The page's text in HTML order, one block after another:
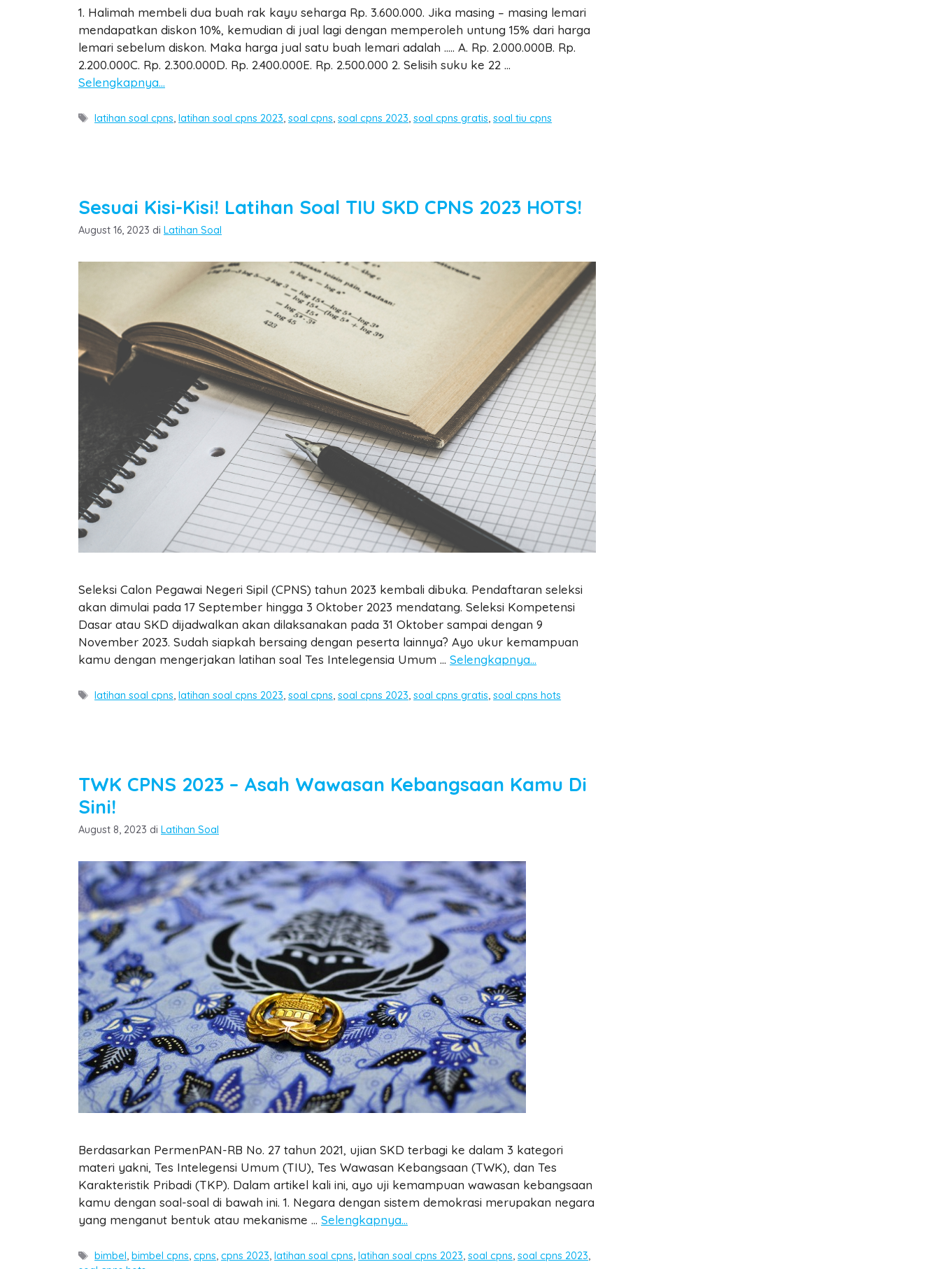
1. Halimah membeli dua buah rak kayu seharga Rp. 3.600.000. Jika masing – masing lemari
mendapatkan diskon 10%, kemudian di jual lagi dengan memperoleh untung 15% dari harga
lemari sebelum diskon. Maka harga jual satu buah lemari adalah ….. A. Rp. 2.000.000B. Rp.
2.200.000C. Rp. 2.300.000D. Rp. 2.400.000E. Rp. 2.500.000 2. Selisih suku ke 22 …
Selengkapnya…
Tags
latihan soal cpns,latihan soal cpns 2023,soal cpns,soal cpns 2023,soal cpns gratis,soal tiu cpns
Sesuai Kisi-Kisi! Latihan Soal TIU SKD CPNS 2023 HOTS!
August 16, 2023 di Categories
Latihan Soal
Seleksi Calon Pegawai Negeri Sipil (CPNS) tahun 2023 kembali dibuka. Pendaftaran seleksi
akan dimulai pada 17 September hingga 3 Oktober 2023 mendatang. Seleksi Kompetensi
Dasar atau SKD dijadwalkan akan dilaksanakan pada 31 Oktober sampai dengan 9
November 2023. Sudah siapkah bersaing dengan peserta lainnya? Ayo ukur kemampuan
kamu dengan mengerjakan latihan soal Tes Intelegensia Umum … Selengkapnya…
Tags
latihan soal cpns,latihan soal cpns 2023,soal cpns,soal cpns 2023,soal cpns gratis,soal cpns hots
TWK CPNS 2023 – Asah Wawasan Kebangsaan Kamu Di
Sini!
August 8, 2023 di Categories
Latihan Soal
Berdasarkan PermenPAN-RB No. 27 tahun 2021, ujian SKD terbagi ke dalam 3 kategori
materi yakni, Tes Intelegensi Umum (TIU), Tes Wawasan Kebangsaan (TWK), dan Tes
Karakteristik Pribadi (TKP). Dalam artikel kali ini, ayo uji kemampuan wawasan kebangsaan
kamu dengan soal-soal di bawah ini. 1. Negara dengan sistem demokrasi merupakan negara
yang menganut bentuk atau mekanisme … Selengkapnya…
Tags
bimbel,bimbel cpns,cpns,cpns 2023,latihan soal cpns,latihan soal cpns 2023,soal cpns,soal cpns 2023,